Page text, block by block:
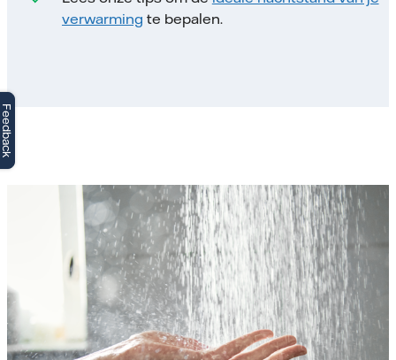
verwarming te bepalen.
Feedback